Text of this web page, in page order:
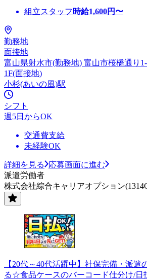
組立スタッフ 時給1,600円〜
勤務地
面接地
富山県射水市(勤務地) 富山市桜橋通り
1F(面接地)
小杉(あいの風)駅
シフト
週5日からOK
交通費支給
未経験OK
詳細を見る
応募画面に進む
派遣労働者
株式会社綜合キャリアオプション
【20代～40代活躍中】社保完備・派
る☆食品ケースのバーコード仕分け/日